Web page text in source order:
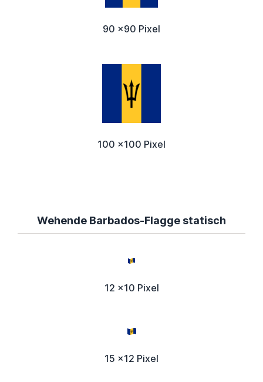
90 x90 Pixel
100 x100 Pixel
Wehende Barbados-Flagge statisch
12 x10 Pixel
15 x12 Pixel